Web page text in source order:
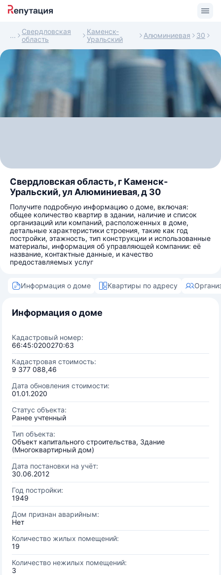
Свердловская
область
Каменск-
Уральский
Алюминиевая 30
Свердловская область, г Каменск-
Уральский, ул Алюминиевая, д 30
Получите подробную информацию о доме, включая:
общее количество квартир в здании, наличие и список
организаций или компаний, расположенных в доме,
детальные характеристики строения, такие как год
постройки, этажность, тип конструкции и использованные
материалы, информация об управляющей компании: её
название, контактные данные, и качество
предоставляемых услуг
Информация о доме Квартиры по адресу
Информация о доме
Кадастровый номер:
66:45:0200270:63
Кадастровая стоимость:
9 377 088,46
Дата обновления стоимости:
01.01.2020
Статус объекта:
Ранее учтенный
Тип объекта:
Объект капитального строительства, Здание
(Многоквартирный дом)
Дата постановки на учёт:
30.06.2012
Год постройки:
1949
Дом признан аварийным:
Нет
Количество жилых помещений:
19
Количество нежилых помещений:
3